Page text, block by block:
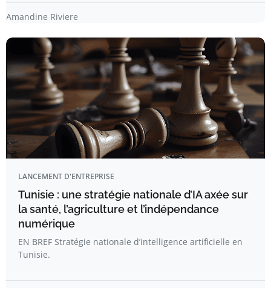
Amandine Riviere
LANCEMENT D'ENTREPRISE
Tunisie : une stratégie nationale d’IA axée sur
la santé, l’agriculture et l’indépendance
numérique
EN BREF Stratégie nationale d’intelligence artificielle en
Tunisie.